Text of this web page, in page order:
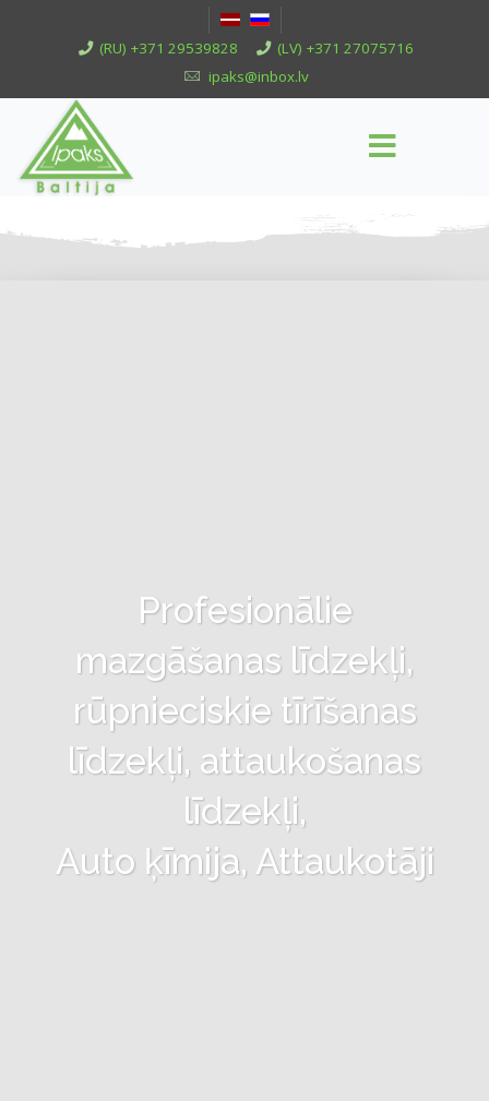
(RU) +371 29539828
(LV) +371 27075716
ipaks@inbox.lv
Profesionālie
mazgāšanas līdzekļi,
rūpnieciskie tīrīšanas
līdzekļi, attaukošanas
līdzekļi,
Auto ķīmija, Attaukotāji